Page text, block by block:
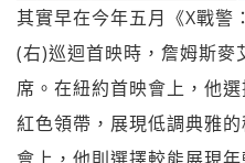
其實早在今年五月《X戰警
(右)巡迴首映時，詹姆斯麥
席。在紐約首映會上， 他
紅色領帶， 展現低調典雅